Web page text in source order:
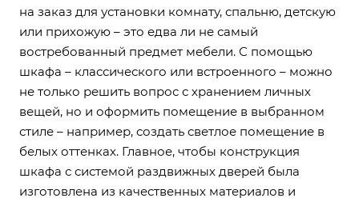
на заказ для установки комнату, спальню, детскую
или прихожую – это едва ли не самый
востребованный предмет мебели. С помощью
шкафа – классического или встроенного – можно
не только решить вопрос с хранением личных
вещей, но и оформить помещение в выбранном
стиле – например, создать светлое помещение в
белых оттенках. Главное, чтобы конструкция
шкафа с системой раздвижных дверей была
изготовлена из качественных материалов и